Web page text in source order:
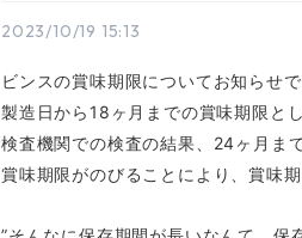
2023/10/19 15:13
ビンスの賞味期限についてお知らせで
製造日から18ヶ月までの賞味期限と
検査機関での検査の結果、24ヶ月ま
賞味期限がのびることにより、賞味